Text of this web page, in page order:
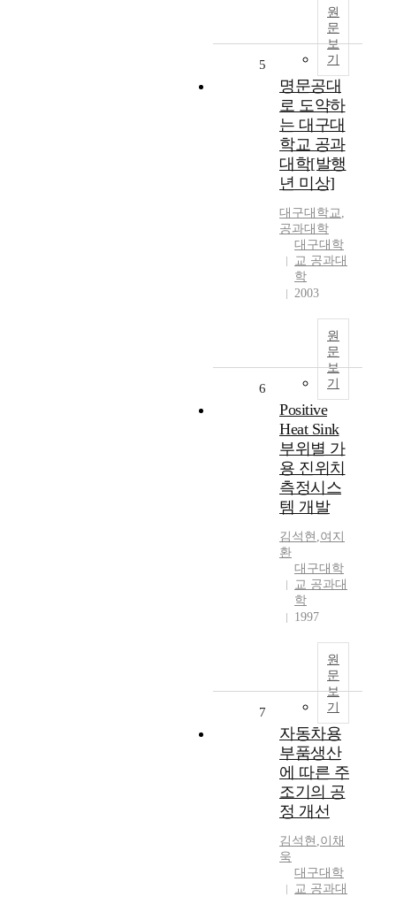
원
문
보
기
5
명문공대
로 도약하
는 대구대
학교 공과
대학[발행
년 미상]
대구대학교,
공과대학
대구대학
교 공과대
학
2003
원
문
보
기
6
Positive
Heat Sink
부위별 가
용 진위치
측정시스
템 개발
김석현 ,여지
환
대구대학
교 공과대
학
1997
원
문
보
기
7
자동차용
부품생산
에 따른 주
조기의 공
정 개선
김석현 ,이채
욱
대구대학
교 공과대